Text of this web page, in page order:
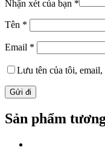
Nhận xét của bạn *
Tên *
Email *
Lưu tên của tôi,
Sản phẩm